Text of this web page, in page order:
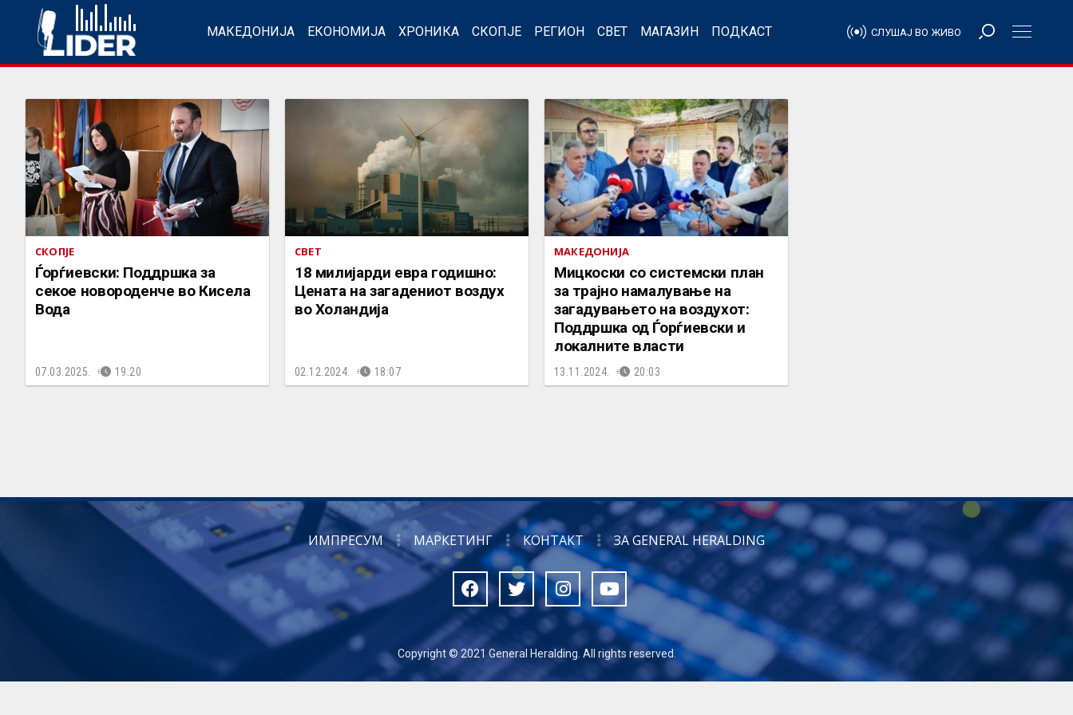
МАКЕДОНИЈА ЕКОНОМИЈА ХРОНИКА СКОПЈЕ РЕГИОН СВЕТ МАГАЗИН ПОДКАСТ СЛУШАЈ ВО ЖИВО
СКОПЈЕ
Ѓорѓиевски: Поддршка за
секое новороденче во Кисела
Вода
07.03.2025. 19:20
СВЕТ
18 милијарди евра годишно:
Цената на загадениот воздух
во Холандија
02.12.2024. 18:07
МАКЕДОНИЈА
Мицкоски со системски план
за трајно намалување на
загадувањето на воздухот:
Поддршка од Ѓорѓиевски и
локалните власти
13.11.2024. 20:03
ИМПРЕСУМ МАРКЕТИНГ КОНТАКТ ЗА GENERAL HERALDING
Copyright © 2021 General Heralding. All rights reserved.